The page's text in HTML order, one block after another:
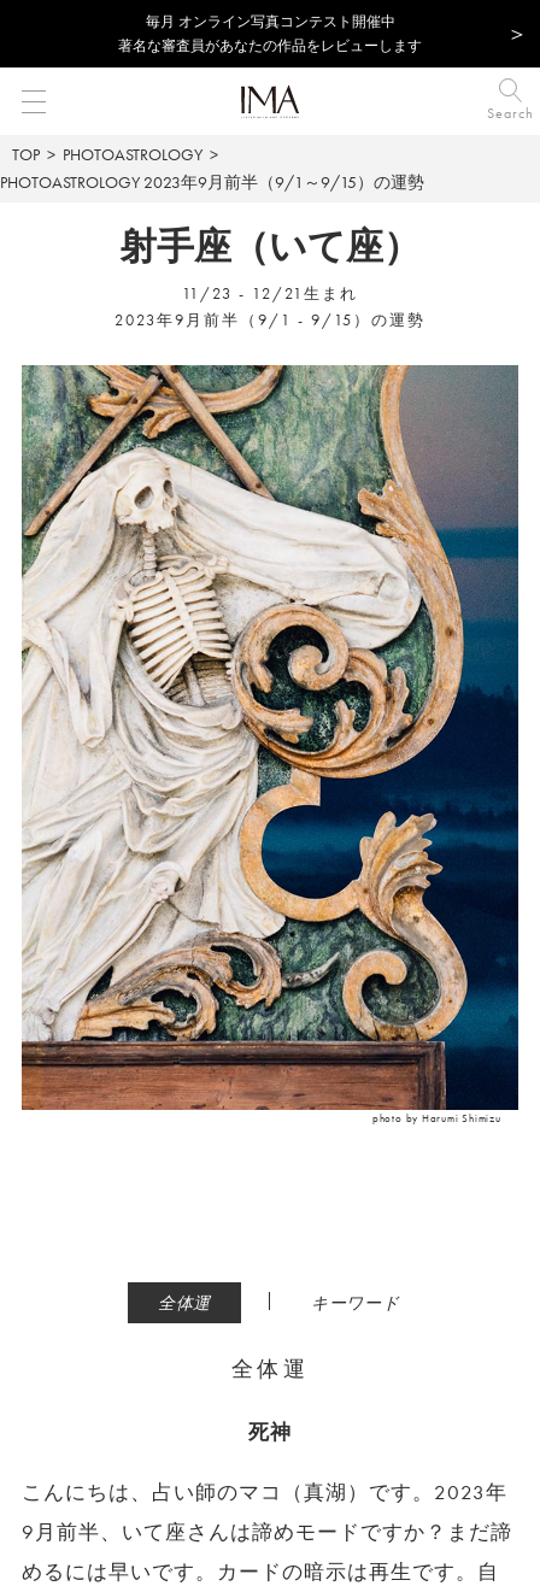
毎⽉ オンライン写真コンテスト開催中
著名な審査員があなたの作品をレビューします
Search
TOP
PHOTOASTROLOGY
PHOTOASTROLOGY 2023年9月前半（9/1～9/15）の運勢
射手座（いて座）
11/23 - 12/21生まれ
2023年9月前半（9/1 - 9/15）の運勢
photo by Harumi Shimizu
全体運 | キーワード
全体運
死神
こんにちは、占い師のマコ（真湖）です。2023年
9月前半、いて座さんは諦めモードですか？まだ諦
めるには早いです。カードの暗示は再生です。自